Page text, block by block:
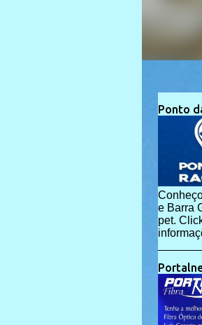
Ponto
e Barra
pet.